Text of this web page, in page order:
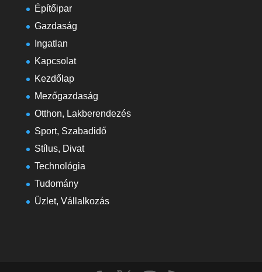
Építőipar
Gazdaság
Ingatlan
Kapcsolat
Kezdőlap
Mezőgazdaság
Otthon, Lakberendezés
Sport, Szabadidő
Stílus, Divat
Technológia
Tudomány
Üzlet, Vállalkozás